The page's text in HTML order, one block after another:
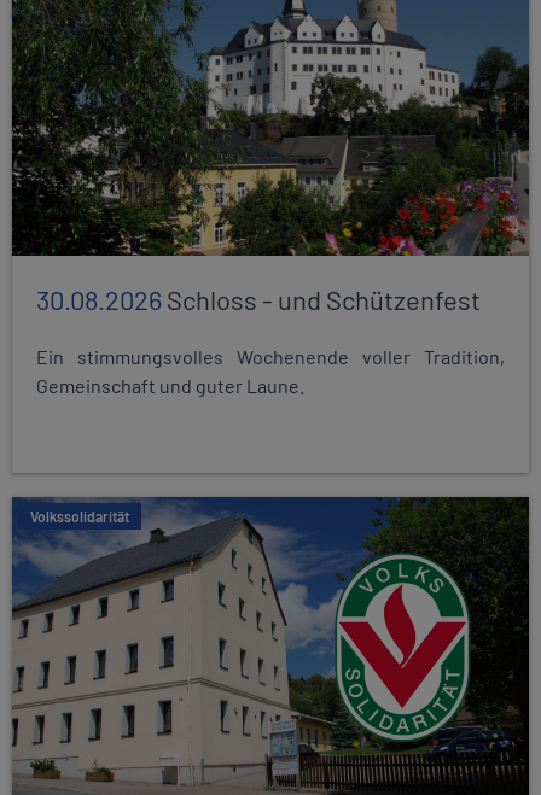
30.08.2026Schloss - und Schützenfest
Ein stimmungsvolles Wochenende voller Tradition,
Gemeinschaft und guter Laune.
Volkssolidarität